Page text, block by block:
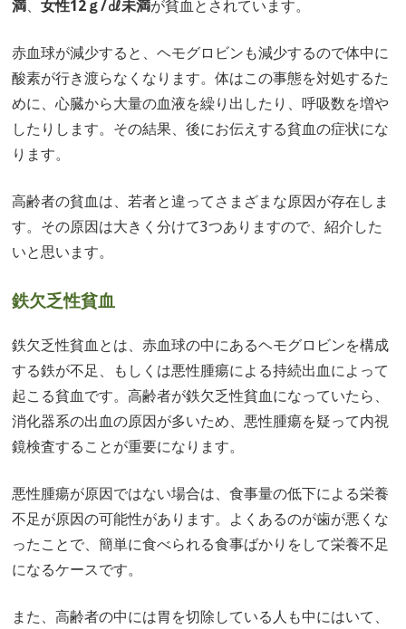
満、女性12ｇ/㎗未満が貧血とされています。
赤血球が減少すると、ヘモグロビンも減少するので体中に
酸素が行き渡らなくなります。体はこの事態を対処するた
めに、心臓から大量の血液を繰り出したり、呼吸数を増や
したりします。その結果、後にお伝えする貧血の症状にな
ります。
高齢者の貧血は、若者と違ってさまざまな原因が存在しま
す。その原因は大きく分けて3つありますので、紹介した
いと思います。
鉄欠乏性貧血
鉄欠乏性貧血とは、赤血球の中にあるヘモグロビンを構成
する鉄が不足、もしくは悪性腫瘍による持続出血によって
起こる貧血です。高齢者が鉄欠乏性貧血になっていたら、
消化器系の出血の原因が多いため、悪性腫瘍を疑って内視
鏡検査することが重要になります。
悪性腫瘍が原因ではない場合は、食事量の低下による栄養
不足が原因の可能性があります。よくあるのが歯が悪くな
ったことで、簡単に食べられる食事ばかりをして栄養不足
になるケースです。
また、高齢者の中には胃を切除している人も中にはいて、